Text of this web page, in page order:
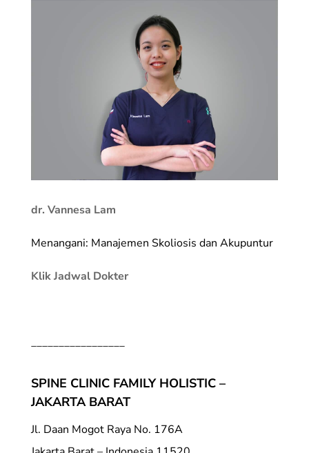
dr. Vannesa Lam
Menangani: Manajemen Skoliosis dan Akupuntur
Klik Jadwal Dokter
_________________
SPINE CLINIC FAMILY HOLISTIC –
JAKARTA BARAT
Jl. Daan Mogot Raya No. 176A